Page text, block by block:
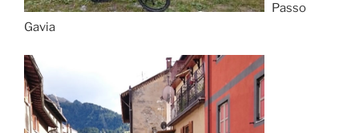
Passo
Gavia